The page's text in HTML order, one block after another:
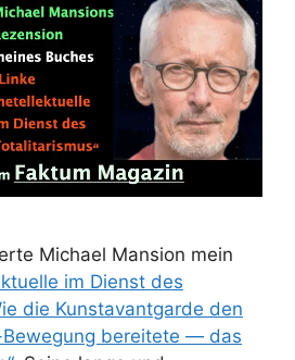
Michael Mansion mein
im Dienst des
die Kunstavantgarde den
Bewegung bereitete — das